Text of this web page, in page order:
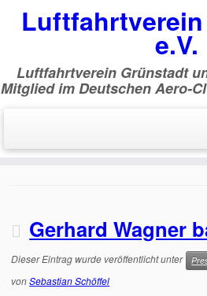
Zum
Inhalt
e.V.
Luftfahrtverein Grünstadt
Mitglied im Deutschen Aero-
GFW-4
Gerhard Wagner
Dieser Eintrag wurde veröffentlicht unter
vonSebastian Schöffel